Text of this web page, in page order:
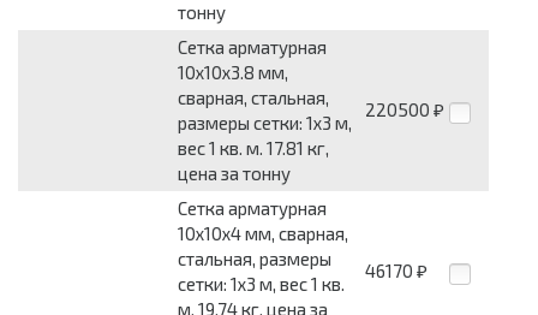
тонну
Сетка арматурная
10x10x3.8 мм,
сварная, стальная,
размеры сетки: 1x3 м,
вес 1 кв. м. 17.81 кг,
цена за тонну
220500 ₽
Сетка арматурная
10x10x4 мм, сварная,
стальная, размеры
сетки: 1x3 м, вес 1 кв.
м. 19.74 кг, цена за
46170 ₽